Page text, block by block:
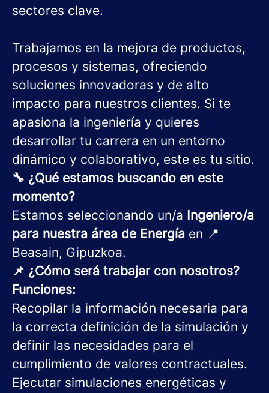
sectores clave.
Trabajamos en la mejora de productos,
procesos y sistemas, ofreciendo
soluciones innovadoras y de alto
impacto para nuestros clientes. Si te
apasiona la ingeniería y quieres
desarrollar tu carrera en un entorno
dinámico y colaborativo, este es tu sitio.
🔧 ¿Qué estamos buscando en este
momento?
Estamos seleccionando un/a Ingeniero/a
para nuestra área de Energía en 📍
Beasain, Gipuzkoa.
📌 ¿Cómo será trabajar con nosotros?
Funciones:
Recopilar la información necesaria para
la correcta definición de la simulación y
definir las necesidades para el
cumplimiento de valores contractuales.
Ejecutar simulaciones energéticas y